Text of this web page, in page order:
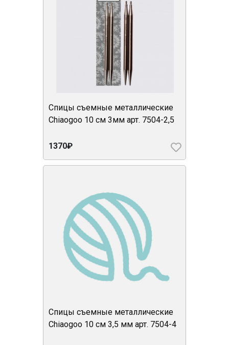
Спицы съемные металлические
Chiaogoo 10 см 3мм арт. 7504-2,5
1370₽
Спицы съемные металлические
Chiaogoo 10 см 3,5 мм арт. 7504-4